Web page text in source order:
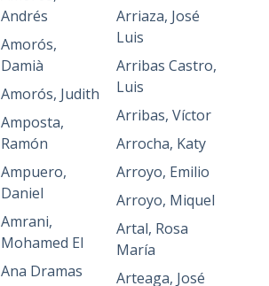
Andrés
Amorós,
Damià
Amorós, Judith
Amposta,
Ramón
Ampuero,
Daniel
Amrani,
Mohamed El
Ana Dramas
Arriaza, José
Luis
Arribas Castro,
Luis
Arribas, Víctor
Arrocha, Katy
Arroyo, Emilio
Arroyo, Miquel
Artal, Rosa
María
Arteaga, José